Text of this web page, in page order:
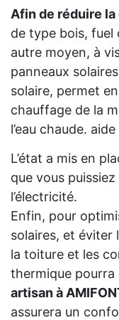
Afin de réduire
de type bois, fuel
autre moyen, à
panneaux
solaire, permet
chauffage de la
l’eau chaude.
L’état a mis en
que vous
l’électricité.
Enfin, pour
solaires, et éviter
la toiture et les
thermique pourra
artisan à
assurera un